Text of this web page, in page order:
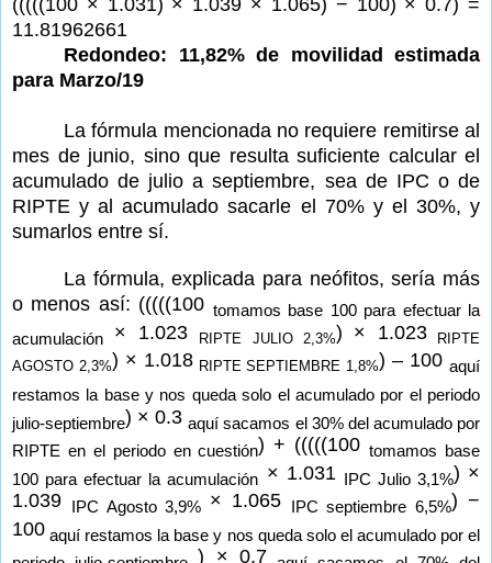
(((((100 × 1.031) × 1.039 × 1.065) − 100) × 0.7) =
11.81962661
Redondeo: 11,82% de movilidad estimada
para Marzo/19
La fórmula mencionada no requiere remitirse al
mes de junio, sino que resulta suficiente calcular el
acumulado de julio a septiembre, sea de IPC o de
RIPTE y al acumulado sacarle el 70% y el 30%, y
sumarlos entre sí.
La fórmula, explicada para neófitos, sería más
o menos así: (((((100 tomamos base 100 para efectuar la
acumulación × 1.023 RIPTE JULIO 2,3%) × 1.023RIPTE
AGOSTO 2,3%) × 1.018RIPTE SEPTIEMBRE 1,8%) – 100 aquí
restamos la base y nos queda solo el acumulado por el periodo
julio-septiembre) × 0.3 aquí sacamos el 30% del acumulado por
RIPTE en el periodo en cuestión) + (((((100tomamos base
100 para efectuar la acumulación × 1.031 IPC Julio 3,1%) ×
1.039 IPC Agosto 3,9% × 1.065 IPC septiembre 6,5%) −
100 aquí restamos la base y nos queda solo el acumulado por el
) × 0.7